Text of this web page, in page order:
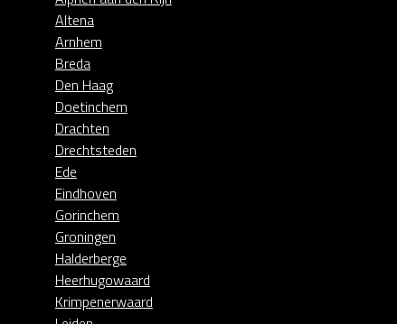
Altena
Arnhem
Breda
Den Haag
Doetinchem
Drachten
Drechtsteden
Ede
Eindhoven
Gorinchem
Groningen
Halderberge
Heerhugowaard
Krimpenerwaard